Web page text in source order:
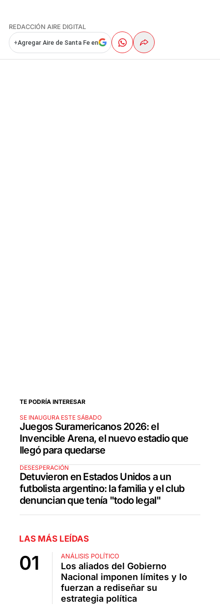
REDACCIÓN AIRE DIGITAL
+Agregar Aire de Santa Fe en
TE PODRÍA INTERESAR
SE INAUGURA ESTE SÁBADO
Juegos Suramericanos 2026: el
Invencible Arena, el nuevo estadio que
llegó para quedarse
DESESPERACIÓN
Detuvieron en Estados Unidos a un
futbolista argentino: la familia y el club
denuncian que tenía "todo legal"
LAS MÁS LEÍDAS
ANÁLISIS POLÍTICO
Los aliados del Gobierno
Nacional imponen límites y lo
fuerzan a rediseñar su
estrategia política